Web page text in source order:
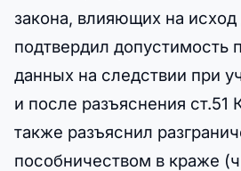
закона, влияющих на
подтвердил допустимость
данных на следствии при
и после разъяснения ст.51
также разъяснил
пособничеством в краже